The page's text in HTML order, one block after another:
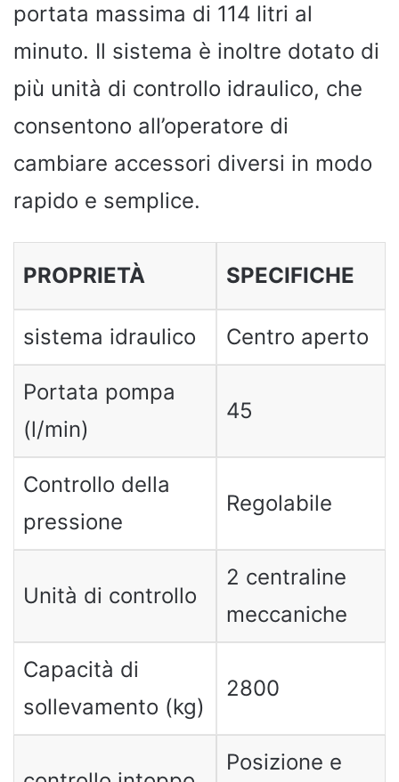
portata massima di 114 litri al
minuto. Il sistema è inoltre dotato di
più unità di controllo idraulico, che
consentono all’operatore di
cambiare accessori diversi in modo
rapido e semplice.
PROPRIETÀ SPECIFICHE
sistema idraulico Centro aperto
Portata pompa
(l/min)
45
Controllo della
pressione
Regolabile
Unità di controllo
2 centraline
meccaniche
Capacità di
sollevamento (kg)
2800
Posizione e